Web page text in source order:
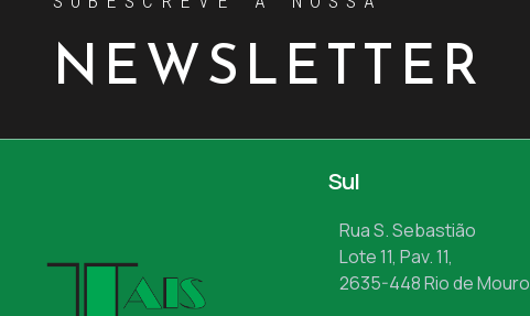
NEWSLETTER
Sul
Rua S. Sebastião
Lote 11, Pav. 11,
2635-448 Rio de Mouro